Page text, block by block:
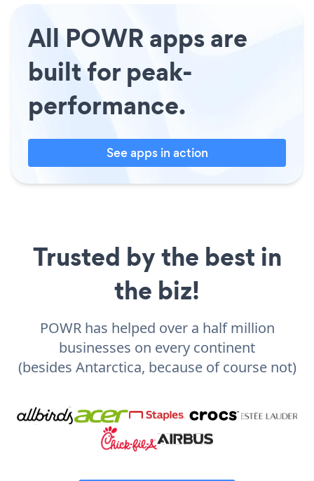
All POWR apps are
built for peak-
performance.
See apps in action
Trusted by the best in
the biz!
POWR has helped over a half million
businesses on every continent
(besides Antarctica, because of course not)